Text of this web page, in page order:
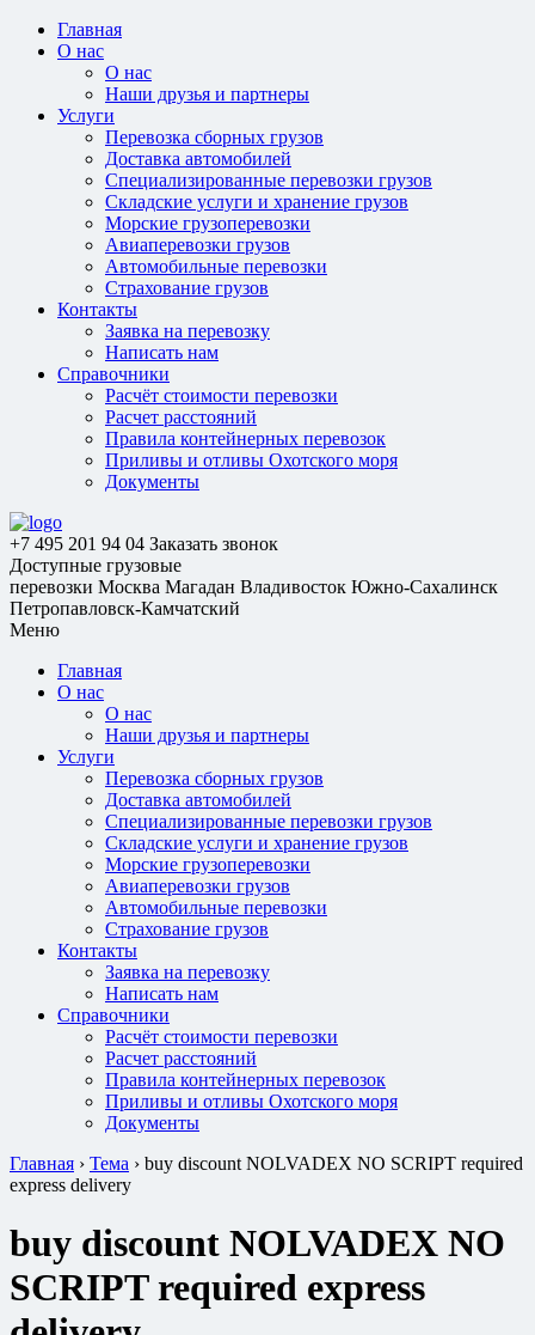
Главная
О нас
О нас
Наши друзья и партнеры
Услуги
Перевозка сборных грузов
Доставка автомобилей
Специализированные перевозки грузов
Складские услуги и хранение грузов
Морские грузоперевозки
Авиаперевозки грузов
Автомобильные перевозки
Страхование грузов
Контакты
Заявка на перевозку
Написать нам
Справочники
Расчёт стоимости перевозки
Расчет расстояний
Правила контейнерных перевозок
Приливы и отливы Охотского моря
Документы
+7 495 201 94 04 Заказать звонок
Доступные грузовые
перевозки Москва Магадан Владивосток Южно-Сахалинск
Петропавловск-Камчатский
Меню
Главная
О нас
О нас
Наши друзья и партнеры
Услуги
Перевозка сборных грузов
Доставка автомобилей
Специализированные перевозки грузов
Складские услуги и хранение грузов
Морские грузоперевозки
Авиаперевозки грузов
Автомобильные перевозки
Страхование грузов
Контакты
Заявка на перевозку
Написать нам
Справочники
Расчёт стоимости перевозки
Расчет расстояний
Правила контейнерных перевозок
Приливы и отливы Охотского моря
Документы
Главная › Тема › buy discount NOLVADEX NO SCRIPT required
express delivery
buy discount NOLVADEX NO
SCRIPT required express